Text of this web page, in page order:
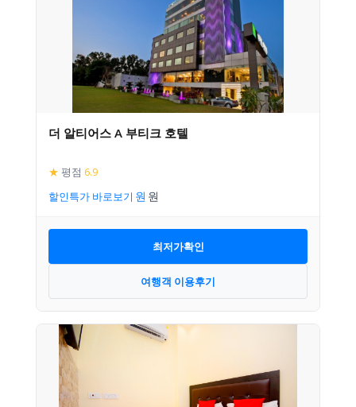
더 알티어스 A 부티크 호텔
★ 평점 6.9
할인특가 바로보기
최저가확인
여행객 이용후기